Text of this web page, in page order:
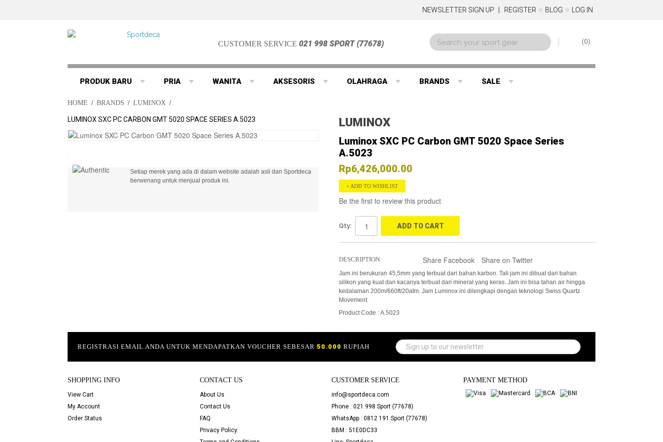
NEWSLETTER SIGN UP REGISTER BLOG LOG IN
CUSTOMER SERVICE021 998 SPORT (77678) 0
PRODUK BARU PRIA WANITA AKSESORIS OLAHRAGA BRANDS SALE
HOME / BRANDS / LUMINOX /
LUMINOX SXC PC CARBON GMT 5020 SPACE SERIES A.5023
Setiap merek yang ada di dalam website adalah asli dan Sportdeca
berwenang untuk menjual produk ini.
LUMINOX
Luminox SXC PC Carbon GMT 5020 Space Series
A.5023
Rp6,426,000.00
ADD TO WISHLIST
Be the first to review this product
Qty: ADD TO CART
Share Facebook Share on Twitter
DESCRIPTION
Jam ini berukuran 45,5mm yang terbuat dari bahan karbon. Tali jam ini dibuat dari bahan
silikon yang kuat dan kacanya terbuat dari mineral yang keras. Jam ini bisa tahan air hingga
kedalaman 200m/660ft/20atm. Jam Luminox ini dilengkapi dengan teknologi Swiss Quartz
Movement.
Product Code : A.5023
REGISTRASI EMAIL ANDA UNTUK MENDAPATKAN VOUCHER SEBESAR50.000 RUPIAH
SHOPPING INFO
View Cart
My Account
Order Status
CONTACT US
About Us
Contact Us
FAQ
Privacy Policy
CUSTOMER SERVICE
info@sportdeca.com
Phone : 021 998 Sport (77678)
WhatsApp : 0812 191 Sport (77678)
BBM : 51E0DC33
PAYMENT METHOD